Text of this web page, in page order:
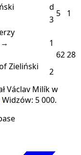
d
5 1
3
→
1
6228
Zieliński
2
Václav Milík w
Widzów: 5 000.